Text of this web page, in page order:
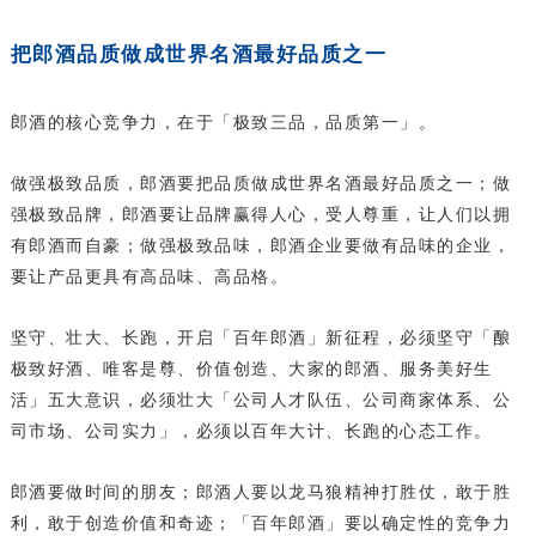
把郎酒品质做成世界名酒最好品质之一
郎酒的核心竞争力，在于「极致三品，品质第一」。
做强极致品质，郎酒要把品质做成世界名酒最好品质之一；做
强极致品牌，郎酒要让品牌赢得人心，受人尊重，让人们以拥
有郎酒而自豪；做强极致品味，郎酒企业要做有品味的企业，
要让产品更具有高品味、高品格。
坚守、壮大、长跑，开启「百年郎酒」新征程，必须坚守「酿
极致好酒、唯客是尊、价值创造、大家的郎酒、服务美好生
活」五大意识，必须壮大「公司人才队伍、公司商家体系、公
司市场、公司实力」，必须以百年大计、长跑的心态工作。
郎酒要做时间的朋友；郎酒人要以龙马狼精神打胜仗，敢于胜
利，敢于创造价值和奇迹；「百年郎酒」要以确定性的竞争力